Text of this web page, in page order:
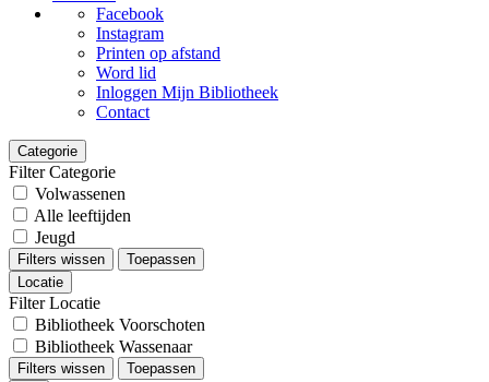
Facebook
Instagram
Printen op afstand
Word lid
Inloggen Mijn Bibliotheek
Contact
Categorie
Filter Categorie
Volwassenen
Alle leeftijden
Jeugd
Filters wissen
Toepassen
Locatie
Filter Locatie
Bibliotheek Voorschoten
Bibliotheek Wassenaar
Filters wissen
Toepassen